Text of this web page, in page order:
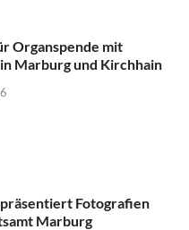
Organspende mit
Marburg und Kirchhain
Fotografien
Marburg